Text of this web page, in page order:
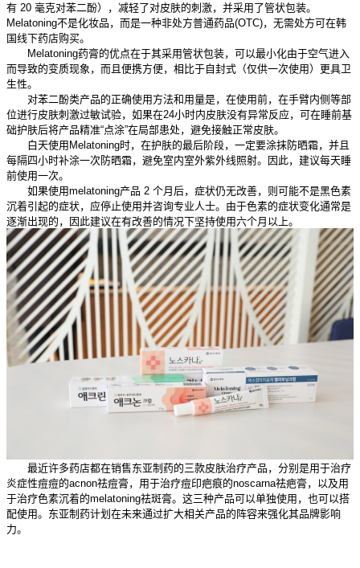
有 20 毫克对苯二酚），减轻了对皮肤的刺激，并采用了管状包装。
Melatoning不是化妆品，而是一种非处方普通药品(OTC)，无需处方可在韩
国线下药店购买。
Melatoning药膏的优点在于其采用管状包装，可以最小化由于空气进入
而导致的变质现象，而且便携方便，相比于自封式（仅供一次使用）更具卫
生性。
对苯二酚类产品的正确使用方法和用量是，在使用前，在手臂内侧等部
位进行皮肤刺激过敏试验，如果在24小时内皮肤没有异常反应，可在睡前基
础护肤后将产品精准“点涂”在局部患处，避免接触正常皮肤。
白天使用Melatoning时，在护肤的最后阶段，一定要涂抹防晒霜，并且
每隔四小时补涂一次防晒霜，避免室内室外紫外线照射。因此，建议每天睡
前使用一次。
如果使用melatoning产品 2 个月后，症状仍无改善，则可能不是黑色素
沉着引起的症状，应停止使用并咨询专业人士。由于色素的症状变化通常是
逐渐出现的，因此建议在有改善的情况下坚持使用六个月以上。
最近许多药店都在销售东亚制药的三款皮肤治疗产品，分别是用于治疗
炎症性痘痘的acnon祛痘膏，用于治疗痘印疤痕的noscarna祛疤膏，以及用
于治疗色素沉着的melatoning祛斑膏。这三种产品可以单独使用，也可以搭
配使用。东亚制药计划在未来通过扩大相关产品的阵容来强化其品牌影响
力。